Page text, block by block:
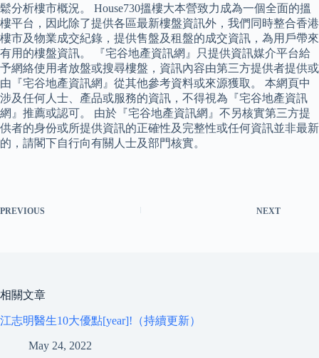
鬆分析樓市概況。 House730搵樓大本營致力成為一個全面的搵
樓平台，因此除了提供各區最新樓盤資訊外，我們同時整合香港
樓市及物業成交紀錄，提供售盤及租盤的成交資訊，為用戶帶來
有用的樓盤資訊。 『宅谷地產資訊網』只提供資訊媒介平台給
予網絡使用者放盤或搜尋樓盤，資訊內容由第三方提供者提供或
由『宅谷地產資訊網』從其他參考資料或來源獲取。 本網頁中
涉及任何人士、產品或服務的資訊，不得視為『宅谷地產資訊
網』推薦或認可。 由於『宅谷地產資訊網』不另核實第三方提
供者的身份或所提供資訊的正確性及完整性或任何資訊並非最新
的，請閣下自行向有關人士及部門核實。
PREVIOUS NEXT
相關文章
江志明醫生10大優點[year]!（持續更新）
May 24, 2022